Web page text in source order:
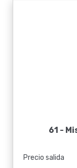
61 -
Precio salida